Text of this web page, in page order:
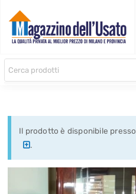
Il prodotto è disponibile presso
.